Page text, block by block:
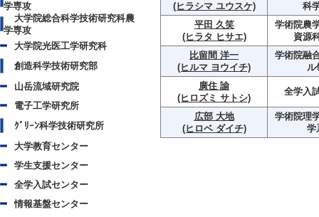
学専攻
大学院総合科学技術研究科農
学専攻
大学院光医工学研究科
創造科学技術研究部
山岳流域研究院
電子工学研究所
ｸﾞﾘｰﾝ科学技術研究所
大学教育センター
学生支援センター
全学入試センター
情報基盤センター
(ヒラシマ ユウスケ)
科
平田 久笑
(ヒラタ ヒサエ)
学術院農
資源
比留間 洋一
(ヒルマ ヨウイチ)
学術院融
ル
廣住 諭
(ヒロズミ サトシ)
全学入
広部 大地
(ヒロベ ダイチ)
学術院理
学